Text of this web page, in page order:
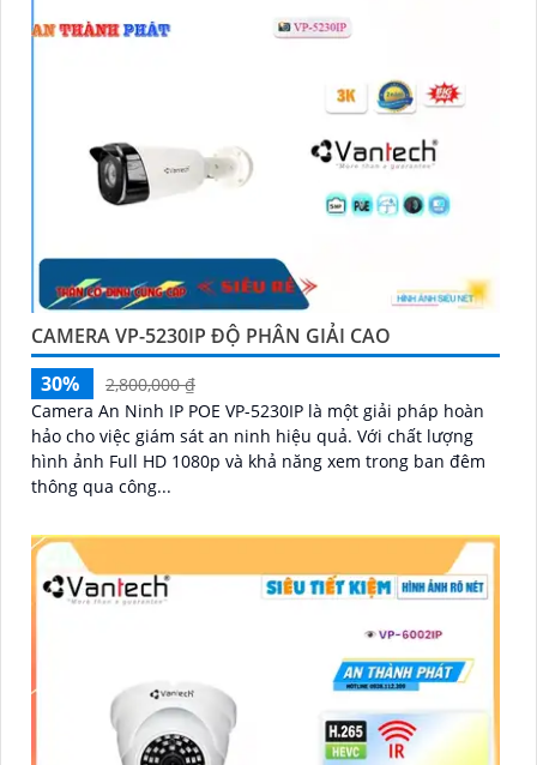
CAMERA VP-5230IP ĐỘ PHÂN GIẢI CAO
30%
2,800,000 ₫
Camera An Ninh IP POE VP-5230IP là một giải pháp hoàn
hảo cho việc giám sát an ninh hiệu quả. Với chất lượng
hình ảnh Full HD 1080p và khả năng xem trong ban đêm
thông qua công...